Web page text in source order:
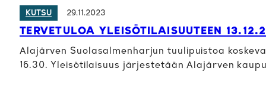
KUTSU 29.11.2023
TERVETULOA YLEISÖTILAISUUTEEN
Alajärven Suolasalmenharjun tuulipuistoa
16.30. Yleisötilaisuus järjestetään Alajärven